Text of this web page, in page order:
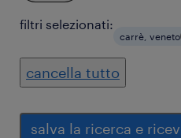
filtri selezionati:
carrè, veneto
cancella tutto
salva la ricerca e